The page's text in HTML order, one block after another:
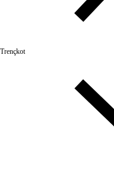
Trençkot